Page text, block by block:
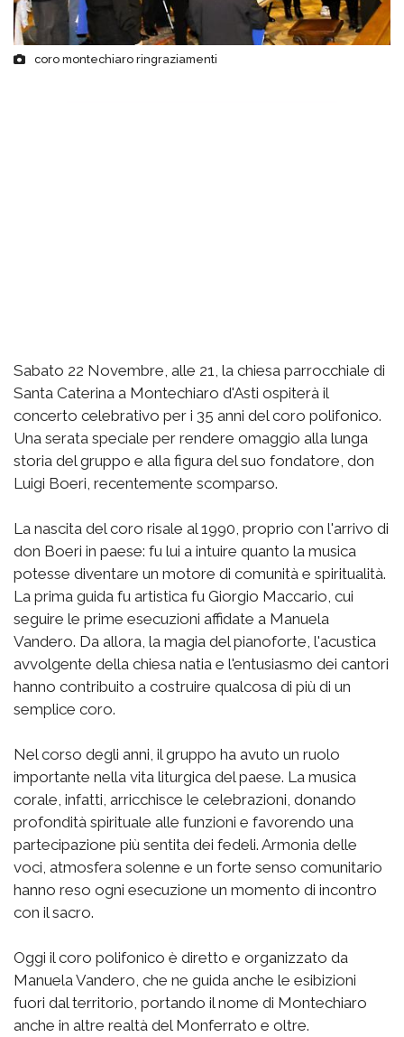
coro montechiaro ringraziamenti
Sabato 22 Novembre, alle 21, la chiesa parrocchiale di
Santa Caterina a Montechiaro d'Asti ospiterà il
concerto celebrativo per i 35 anni del coro polifonico.
Una serata speciale per rendere omaggio alla lunga
storia del gruppo e alla figura del suo fondatore, don
Luigi Boeri, recentemente scomparso.
La nascita del coro risale al 1990, proprio con l'arrivo di
don Boeri in paese: fu lui a intuire quanto la musica
potesse diventare un motore di comunità e spiritualità.
La prima guida fu artistica fu Giorgio Maccario, cui
seguire le prime esecuzioni affidate a Manuela
Vandero. Da allora, la magia del pianoforte, l'acustica
avvolgente della chiesa natia e l'entusiasmo dei cantori
hanno contribuito a costruire qualcosa di più di un
semplice coro.
Nel corso degli anni, il gruppo ha avuto un ruolo
importante nella vita liturgica del paese. La musica
corale, infatti, arricchisce le celebrazioni, donando
profondità spirituale alle funzioni e favorendo una
partecipazione più sentita dei fedeli. Armonia delle
voci, atmosfera solenne e un forte senso comunitario
hanno reso ogni esecuzione un momento di incontro
con il sacro.
Oggi il coro polifonico è diretto e organizzato da
Manuela Vandero, che ne guida anche le esibizioni
fuori dal territorio, portando il nome di Montechiaro
anche in altre realtà del Monferrato e oltre.